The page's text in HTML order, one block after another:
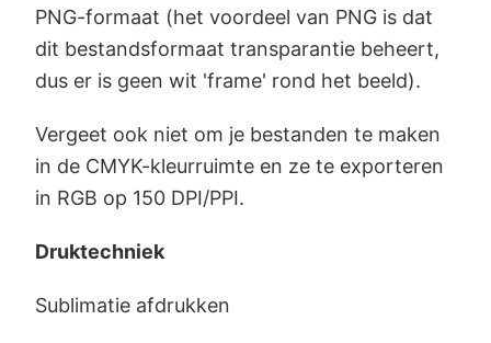
PNG-formaat (het voordeel van PNG is dat
dit bestandsformaat transparantie beheert,
dus er is geen wit 'frame' rond het beeld).
Vergeet ook niet om je bestanden te maken
in de CMYK-kleurruimte en ze te exporteren
in RGB op 150 DPI/PPI.
Druktechniek
Sublimatie afdrukken